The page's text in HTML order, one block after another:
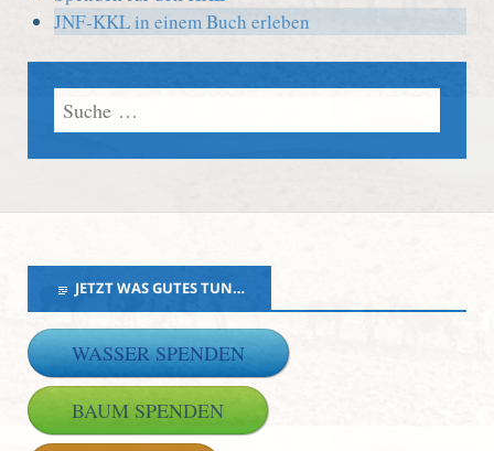
JNF-KKL in einem Buch erleben
JETZT WAS GUTES TUN…
WASSER SPENDEN
BAUM SPENDEN